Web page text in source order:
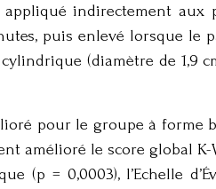
indirectement aux
puis enlevé lorsque le
(diamètre de 1,9
pour le groupe à forme
amélioré le score global
(p = 0,0003), l’Echelle